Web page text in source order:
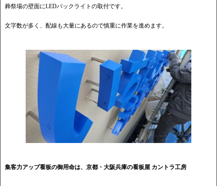
葬祭場の壁面にLEDバックライトの取付です。
文字数が多く、配線も大量にあるので慎重に作業を進めます。
集客力アップ看板の御用命は、京都・大阪兵庫の看板屋 カントラ工房